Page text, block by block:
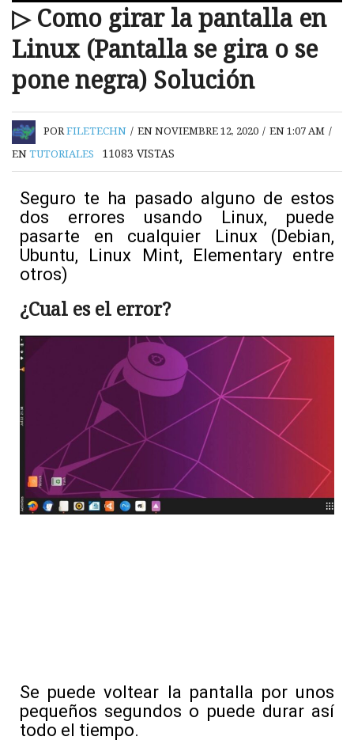
▷ Como girar la pantalla en
Linux (Pantalla se gira o se
pone negra) Solución
PORFILETECHN / EN NOVIEMBRE 12, 2020 / EN 1:07 AM /
ENTUTORIALES 11083 VISTAS
Seguro te ha pasado alguno de estos
dos errores usando Linux, puede
pasarte en cualquier Linux (Debian,
Ubuntu, Linux Mint, Elementary entre
otros)
¿Cual es el error?
Se puede voltear la pantalla por unos
pequeños segundos o puede durar así
todo el tiempo.